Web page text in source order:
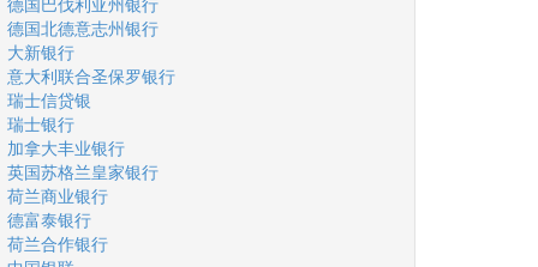
德国北德意志州银行
大新银行
意大利联合圣保罗银行
瑞士信贷银
瑞士银行
加拿大丰业银行
英国苏格兰皇家银行
荷兰商业银行
德富泰银行
荷兰合作银行